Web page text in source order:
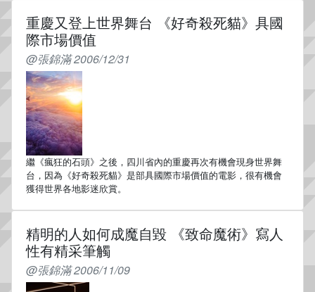
重慶又登上世界舞台 《好奇殺死貓》具國
際市場價值
@張錦滿 2006/12/31
繼《瘋狂的石頭》之後，四川省內的重慶再次有機會現身世界舞
台，因為《好奇殺死貓》是部具國際市場價值的電影，很有機會
獲得世界各地影迷欣賞。
精明的人如何成魔自毀 《致命魔術》寫人
性有精采筆觸
@張錦滿 2006/11/09